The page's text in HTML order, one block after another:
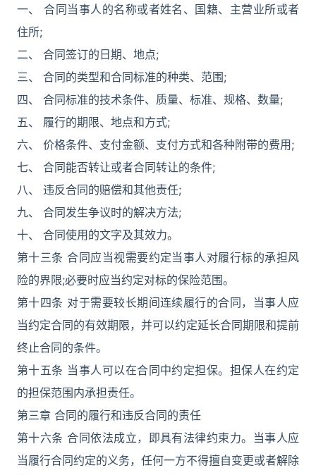
一、 合同当事人的名称或者姓名、国籍、主营业所或者
住所;
二、 合同签订的日期、地点;
三、 合同的类型和合同标准的种类、范围;
四、 合同标准的技术条件、质量、标准、规格、数量;
五、 履行的期限、地点和方式;
六、 价格条件、支付金额、支付方式和各种附带的费用;
七、 合同能否转让或者合同转让的条件;
八、 违反合同的赔偿和其他责任;
九、 合同发生争议时的解决方法;
十、 合同使用的文字及其效力。
第十三条 合同应当视需要约定当事人对履行标的承担风
险的界限;必要时应当约定对标的保险范围。
第十四条 对于需要较长期间连续履行的合同，当事人应
当约定合同的有效期限，并可以约定延长合同期限和提前
终止合同的条件。
第十五条 当事人可以在合同中约定担保。担保人在约定
的担保范围内承担责任。
第三章 合同的履行和违反合同的责任
第十六条 合同依法成立，即具有法律约束力。当事人应
当履行合同约定的义务，任何一方不得擅自变更或者解除